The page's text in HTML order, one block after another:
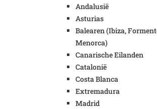
Andalusië
Asturias
Balearen (Ibiza,
Menorca)
Canarische Eilanden
Catalonië
Costa Blanca
Extremadura
Madrid